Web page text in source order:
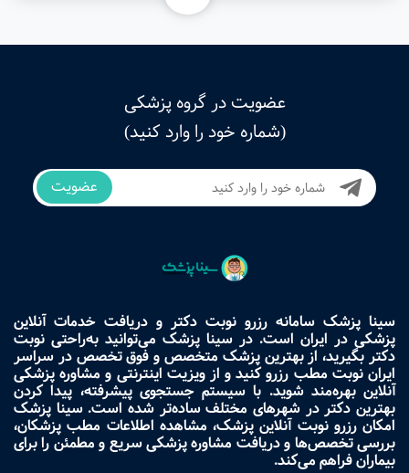
عضویت در گروه پزشکی
(شماره خود را وارد کنید)
عضویت
سینا پزشک سامانه رزرو نوبت دکتر و دریافت خدمات آنلاین
پزشکی در ایران است. در سینا پزشک می‌توانید به‌راحتی نوبت
دکتر بگیرید، از بهترین پزشک متخصص و فوق تخصص در سراسر
ایران نوبت مطب رزرو کنید و از ویزیت اینترنتی و مشاوره پزشکی
آنلاین بهره‌مند شوید. با سیستم جستجوی پیشرفته، پیدا کردن
بهترین دکتر در شهرهای مختلف ساده‌تر شده است. سینا پزشک
امکان رزرو نوبت آنلاین پزشک، مشاهده اطلاعات مطب پزشکان،
بررسی تخصص‌ها و دریافت مشاوره پزشکی سریع و مطمئن را برای
بیماران فراهم می‌کند.